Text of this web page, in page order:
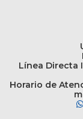
Línea Directa
Horario de